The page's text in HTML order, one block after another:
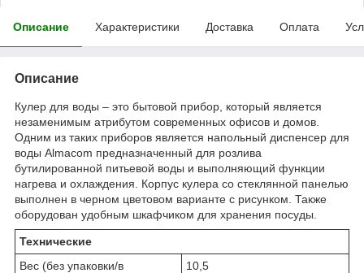
Описание Характеристики Доставка Оплата
Описание
Кулер для воды – это бытовой прибор, который является
незаменимым атрибутом современных офисов и домов.
Одним из таких приборов является напольный диспенсер для
воды Almacom предназначенный для розлива
бутилированной питьевой воды и выполняющий функции
нагрева и охлаждения. Корпус кулера со стеклянной панелью
выполнен в черном цветовом варианте с рисунком. Также
оборудован удобным шкафчиком для хранения посуды.
Технические
Вес (без упаковки/в
10,5